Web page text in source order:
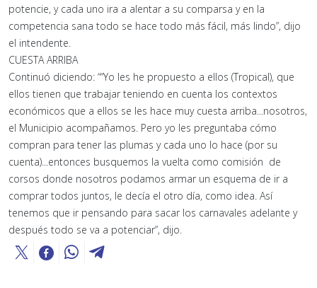
potencie, y cada uno ira a alentar a su comparsa y en la
competencia sana todo se hace todo más fácil, más lindo”, dijo
el intendente.
CUESTA ARRIBA
Continuó diciendo: ““Yo les he propuesto a ellos (Tropical), que
ellos tienen que trabajar teniendo en cuenta los contextos
económicos que a ellos se les hace muy cuesta arriba...nosotros,
el Municipio acompañamos. Pero yo les preguntaba cómo
compran para tener las plumas y cada uno lo hace (por su
cuenta)...entonces busquemos la vuelta como comisión de
corsos donde nosotros podamos armar un esquema de ir a
comprar todos juntos, le decía el otro día, como idea. Así
tenemos que ir pensando para sacar los carnavales adelante y
después todo se va a potenciar”, dijo.